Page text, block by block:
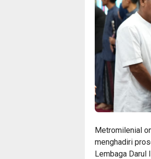
Metromilenial
menghadiri
Lembaga Darul